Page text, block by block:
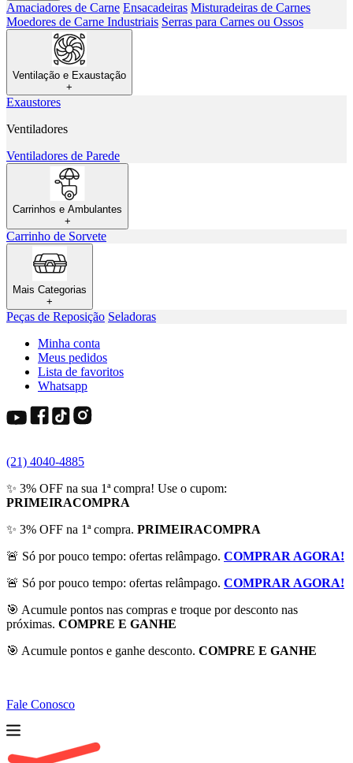
Amaciadores de Carne Ensacadeiras Misturadeiras de Carnes
Moedores de Carne Industriais Serras para Carnes ou Ossos
Ventilação e Exaustação
+
Exaustores
Ventiladores
Ventiladores de Parede
Carrinhos e Ambulantes
+
Carrinho de Sorvete
Mais Categorias
+
Peças de Reposição Seladoras
Minha conta
Meus pedidos
Lista de favoritos
Whatsapp
(21) 4040-4885
✨ 3% OFF na sua 1ª compra! Use o cupom:
PRIMEIRACOMPRA
✨ 3% OFF na 1ª compra. PRIMEIRACOMPRA
🚨 Só por pouco tempo: ofertas relâmpago. COMPRAR AGORA!
🚨 Só por pouco tempo: ofertas relâmpago. COMPRAR AGORA!
🎯 Acumule pontos nas compras e troque por desconto nas
próximas. COMPRE E GANHE
🎯 Acumule pontos e ganhe desconto. COMPRE E GANHE
Fale Conosco